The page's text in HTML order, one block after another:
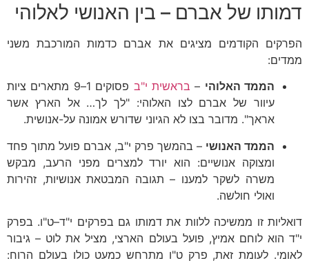
דמותו של אברם – בין האנושי לאלוהי
הפרקים הקודמים מציגים את אברם כדמות המורכבת משני
ממדים:
הממד האלוהי – בראשית י"ב
פסוקים 1–9 מתארים ציות
עיוור של אברם לצו האלוהי: "לך לך… אל הארץ אשר
אראך". מדובר בצו לא הגיוני שדורש אמונה על-אנושית.
הממד האנושי – בהמשך פרק י"ב, אברם פועל מתוך פחד
ומצוקה אנושיים: הוא יורד למצרים מפני הרעב, מבקש
משרה לשקר למענו – תגובה המבטאת אנושיות, זהירות
ואולי חולשה.
דואליות זו ממשיכה ללוות את דמותו גם בפרקים י"ד–ט"ו. בפרק
י"ד הוא לוחם אמיץ, פועל בעולם הארצי, מציל את לוט – גיבור
לאומי. לעומת זאת, פרק ט"ו מתרחש כמעט כולו בעולם הרוח: